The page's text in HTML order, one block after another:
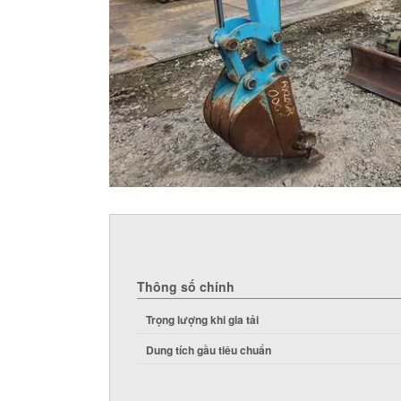
Thông số chính
Trọng lượng khi gia tải
Dung tích gầu tiêu chuẩn